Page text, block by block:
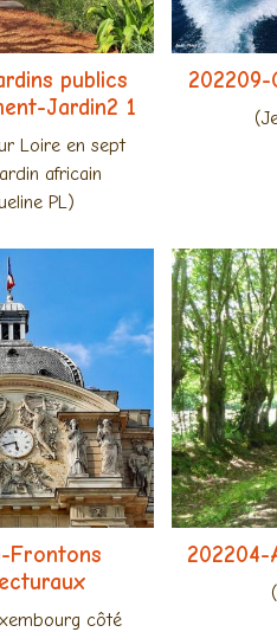
publics
Jardin2 1
Loire en sept
africain
PL)
202209-
Frontons
côté